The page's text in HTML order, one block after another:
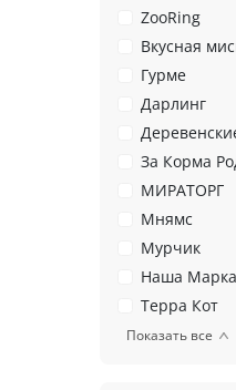
ZooRing
Вкусная
Гурме
Дарлинг
За Корма
МИРАТОРГ
Мнямс
Мурчик
Наша Марка
Терра Кот
Показать все